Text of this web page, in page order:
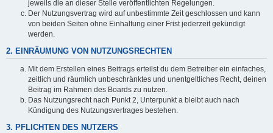
jeweils die an dieser Stelle veröffentlichten Regelungen.
Der Nutzungsvertrag wird auf unbestimmte Zeit geschlossen und kann
von beiden Seiten ohne Einhaltung einer Frist jederzeit gekündigt
werden.
2. EINRÄUMUNG VON NUTZUNGSRECHTEN
Mit dem Erstellen eines Beitrags erteilst du dem Betreiber ein einfaches,
zeitlich und räumlich unbeschränktes und unentgeltliches Recht, deinen
Beitrag im Rahmen des Boards zu nutzen.
Das Nutzungsrecht nach Punkt 2, Unterpunkt a bleibt auch nach
Kündigung des Nutzungsvertrages bestehen.
3. PFLICHTEN DES NUTZERS